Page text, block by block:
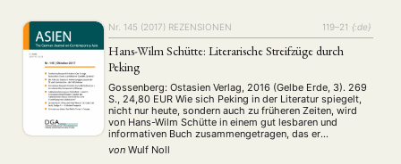
Nr. 145 (2017) REZENSIONEN 119–21 {:de}
Hans-Wilm Schütte: Literarische Streifzüge durch
Peking
Gossenberg: Ostasien Verlag, 2016 (Gelbe Erde, 3). 269
S., 24,80 EUR Wie sich Peking in der Literatur spiegelt,
nicht nur heute, sondern auch zu früheren Zeiten, wird
von Hans-Wilm Schütte in einem gut lesbaren und
informativen Buch zusammengetragen, das er
Literarische Streifzüge durch Peking nennt. Wir erfahren
etwas über Peking im Wandel der Zeiten, obwohl …
von Wulf Noll